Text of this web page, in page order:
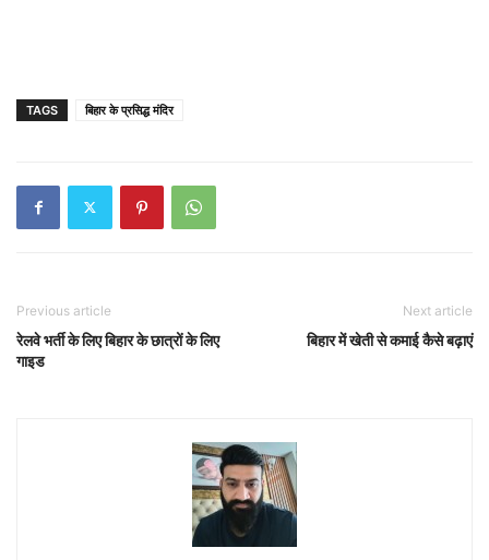
TAGS बिहार के प्रसिद्ध मंदिर
Previous article
रेलवे भर्ती के लिए बिहार के छात्रों के लिए
गाइड
Next article
बिहार में खेती से कमाई कैसे बढ़ाएं